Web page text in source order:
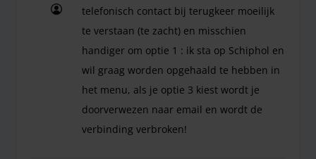
telefonisch contact bij terugkeer moeilijk
te verstaan (te zacht) en misschien
handiger om optie 1 : ik sta op Schiphol en
wil graag worden opgehaald te hebben in
het menu, als je optie 3 kiest wordt je
doorverwezen naar email en wordt de
verbinding verbroken!